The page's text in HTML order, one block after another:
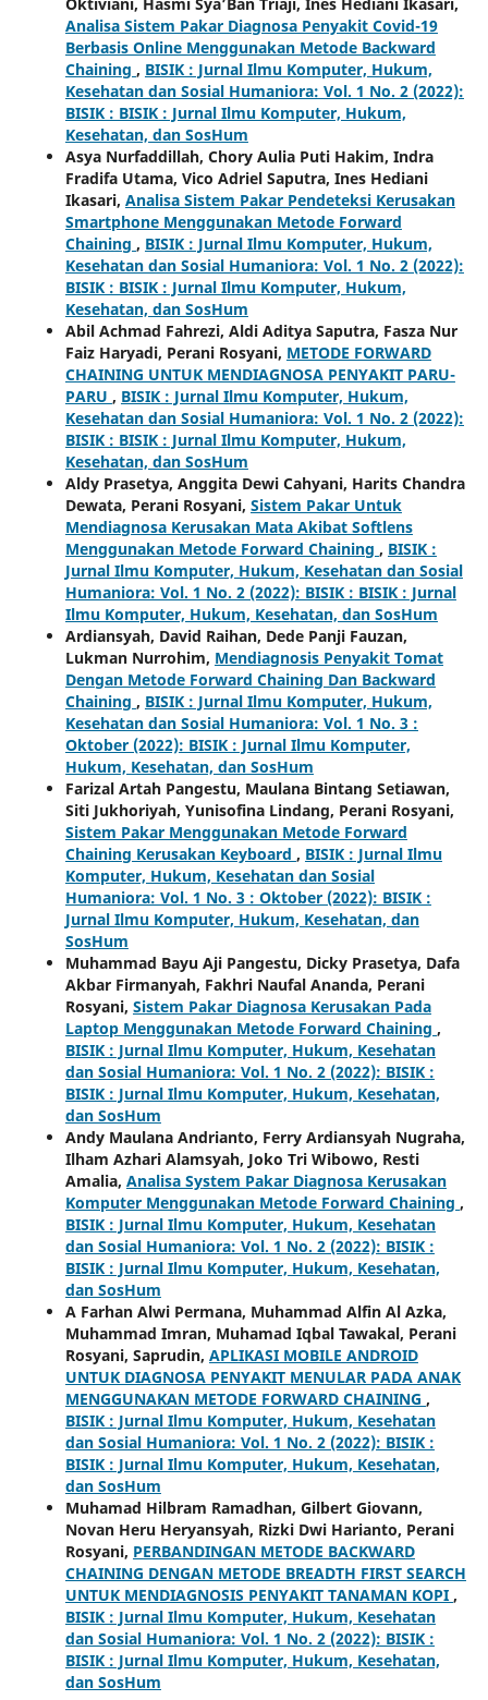
Analisa Sistem Pakar Diagnosa Penyakit Covid-19
Berbasis Online Menggunakan Metode Backward
Chaining , BISIK : Jurnal Ilmu Komputer, Hukum,
Kesehatan dan Sosial Humaniora: Vol. 1 No. 2 (2022):
BISIK : BISIK : Jurnal Ilmu Komputer, Hukum,
Kesehatan, dan SosHum
Asya Nurfaddillah, Chory Aulia Puti Hakim, Indra
Fradifa Utama, Vico Adriel Saputra, Ines Hediani
Ikasari, Analisa Sistem Pakar Pendeteksi Kerusakan
Smartphone Menggunakan Metode Forward
Chaining , BISIK : Jurnal Ilmu Komputer, Hukum,
Kesehatan dan Sosial Humaniora: Vol. 1 No. 2 (2022):
BISIK : BISIK : Jurnal Ilmu Komputer, Hukum,
Kesehatan, dan SosHum
Abil Achmad Fahrezi, Aldi Aditya Saputra, Fasza Nur
Faiz Haryadi, Perani Rosyani, METODE FORWARD
CHAINING UNTUK MENDIAGNOSA PENYAKIT PARU-
PARU , BISIK : Jurnal Ilmu Komputer, Hukum,
Kesehatan dan Sosial Humaniora: Vol. 1 No. 2 (2022):
BISIK : BISIK : Jurnal Ilmu Komputer, Hukum,
Kesehatan, dan SosHum
Aldy Prasetya, Anggita Dewi Cahyani, Harits Chandra
Dewata, Perani Rosyani, Sistem Pakar Untuk
Mendiagnosa Kerusakan Mata Akibat Softlens
Menggunakan Metode Forward Chaining , BISIK :
Jurnal Ilmu Komputer, Hukum, Kesehatan dan Sosial
Humaniora: Vol. 1 No. 2 (2022): BISIK : BISIK : Jurnal
Ilmu Komputer, Hukum, Kesehatan, dan SosHum
Ardiansyah, David Raihan, Dede Panji Fauzan,
Lukman Nurrohim, Mendiagnosis Penyakit Tomat
Dengan Metode Forward Chaining Dan Backward
Chaining , BISIK : Jurnal Ilmu Komputer, Hukum,
Kesehatan dan Sosial Humaniora: Vol. 1 No. 3 :
Oktober (2022): BISIK : Jurnal Ilmu Komputer,
Hukum, Kesehatan, dan SosHum
Farizal Artah Pangestu, Maulana Bintang Setiawan,
Siti Jukhoriyah, Yunisofina Lindang, Perani Rosyani,
Sistem Pakar Menggunakan Metode Forward
Chaining Kerusakan Keyboard , BISIK : Jurnal Ilmu
Komputer, Hukum, Kesehatan dan Sosial
Humaniora: Vol. 1 No. 3 : Oktober (2022): BISIK :
Jurnal Ilmu Komputer, Hukum, Kesehatan, dan
SosHum
Muhammad Bayu Aji Pangestu, Dicky Prasetya, Dafa
Akbar Firmanyah, Fakhri Naufal Ananda, Perani
Rosyani, Sistem Pakar Diagnosa Kerusakan Pada
Laptop Menggunakan Metode Forward Chaining ,
BISIK : Jurnal Ilmu Komputer, Hukum, Kesehatan
dan Sosial Humaniora: Vol. 1 No. 2 (2022): BISIK :
BISIK : Jurnal Ilmu Komputer, Hukum, Kesehatan,
dan SosHum
Andy Maulana Andrianto, Ferry Ardiansyah Nugraha,
Ilham Azhari Alamsyah, Joko Tri Wibowo, Resti
Amalia, Analisa System Pakar Diagnosa Kerusakan
Komputer Menggunakan Metode Forward Chaining ,
BISIK : Jurnal Ilmu Komputer, Hukum, Kesehatan
dan Sosial Humaniora: Vol. 1 No. 2 (2022): BISIK :
BISIK : Jurnal Ilmu Komputer, Hukum, Kesehatan,
dan SosHum
A Farhan Alwi Permana, Muhammad Alfin Al Azka,
Muhammad Imran, Muhamad Iqbal Tawakal, Perani
Rosyani, Saprudin, APLIKASI MOBILE ANDROID
UNTUK DIAGNOSA PENYAKIT MENULAR PADA ANAK
MENGGUNAKAN METODE FORWARD CHAINING ,
BISIK : Jurnal Ilmu Komputer, Hukum, Kesehatan
dan Sosial Humaniora: Vol. 1 No. 2 (2022): BISIK :
BISIK : Jurnal Ilmu Komputer, Hukum, Kesehatan,
dan SosHum
Muhamad Hilbram Ramadhan, Gilbert Giovann,
Novan Heru Heryansyah, Rizki Dwi Harianto, Perani
Rosyani, PERBANDINGAN METODE BACKWARD
CHAINING DENGAN METODE BREADTH FIRST SEARCH
UNTUK MENDIAGNOSIS PENYAKIT TANAMAN KOPI ,
BISIK : Jurnal Ilmu Komputer, Hukum, Kesehatan
dan Sosial Humaniora: Vol. 1 No. 2 (2022): BISIK :
BISIK : Jurnal Ilmu Komputer, Hukum, Kesehatan,
dan SosHum